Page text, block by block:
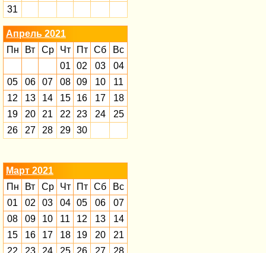
31
Апрель 2021
Пн
Вт Ср Чт Пт Сб
Вс
01
02 03
04
05
06 07 08 09 10
11
12
13 14 15 16 17
18
19
20 21 22 23 24
25
26
27 28 29 30
Март 2021
Пн
Вт Ср Чт Пт Сб
Вс
01
02 03 04 05 06
07
08
09 10 11 12 13
14
15
16 17 18 19 20
21
22
23 24 25 26 27
28